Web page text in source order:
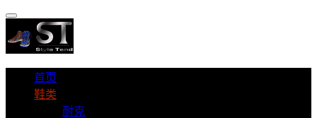
首页
鞋类
耐克